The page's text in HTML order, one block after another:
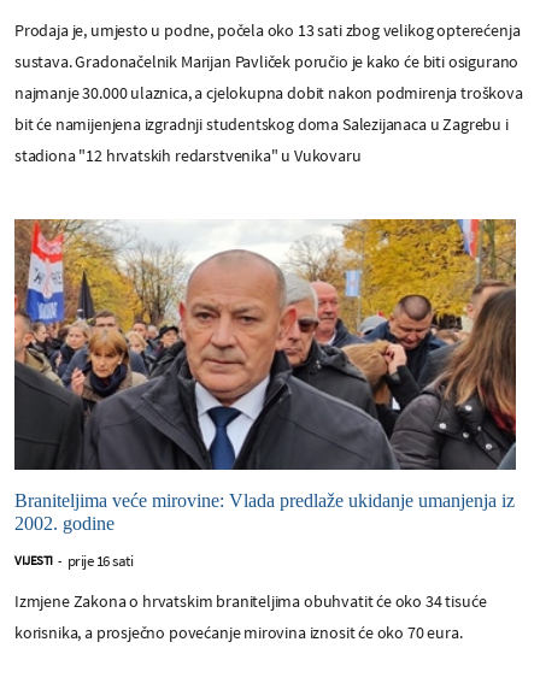
Prodaja je, umjesto u podne, počela oko 13 sati zbog velikog opterećenja
sustava. Gradonačelnik Marijan Pavliček poručio je kako će biti osigurano
najmanje 30.000 ulaznica, a cjelokupna dobit nakon podmirenja troškova
bit će namijenjena izgradnji studentskog doma Salezijanaca u Zagrebu i
stadiona "12 hrvatskih redarstvenika" u Vukovaru
Braniteljima veće mirovine: Vlada predlaže ukidanje umanjenja iz
2002. godine
VIJESTI - prije 16 sati
Izmjene Zakona o hrvatskim braniteljima obuhvatit će oko 34 tisuće
korisnika, a prosječno povećanje mirovina iznosit će oko 70 eura.